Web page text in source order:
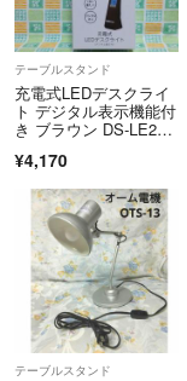
テーブルスタンド
充電式LEDデスクライ
ト デジタル表示機能付
き ブラウン DS-LE27B
¥4,170
テーブルスタンド